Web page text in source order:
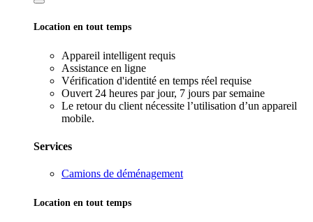
Location en tout temps
Appareil intelligent requis
Assistance en ligne
Vérification d'identité en temps réel requise
Ouvert 24 heures par jour, 7 jours par semaine
Le retour du client nécessite l’utilisation d’un appareil
mobile.
Services
Camions de déménagement
Location en tout temps